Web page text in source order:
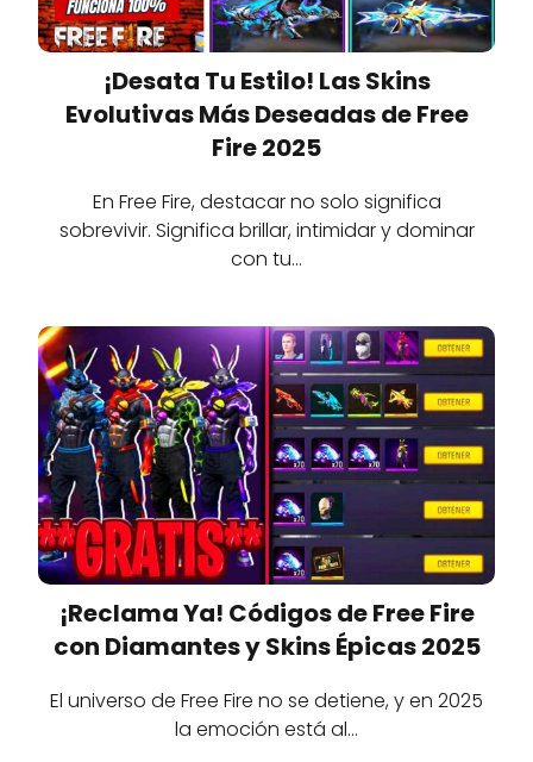
¡Desata Tu Estilo! Las Skins
Evolutivas Más Deseadas de Free
Fire 2025
En Free Fire, destacar no solo significa
sobrevivir. Significa brillar, intimidar y dominar
con tu…
¡Reclama Ya! Códigos de Free Fire
con Diamantes y Skins Épicas 2025
El universo de Free Fire no se detiene, y en 2025
la emoción está al…